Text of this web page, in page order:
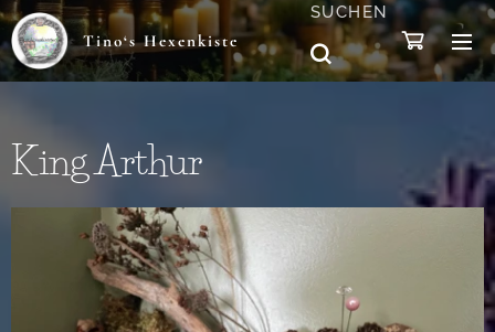
Tino‘s Hexenkiste
SUCHEN
King Arthur